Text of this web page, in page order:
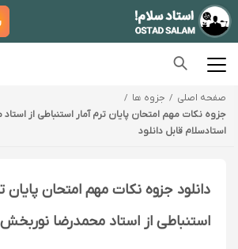
صفحه اصلی
جزوه ها
جزوه نکات مهم امتحان پایان ترم آمار استنباطی از
استادسلام قابل دانلود
دانلود جزوه نکات مهم امتحان پایان
استنباطی از استاد محمدرضا نوربخش